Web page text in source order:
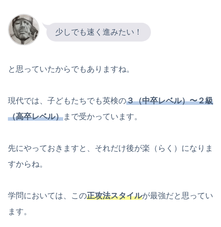
少しでも速く進みたい！
と思っていたからでもありますね。
現代では、子どもたちでも英検の３（中卒レベル）〜２級
（高卒レベル）まで受かっています。
先にやっておきますと、それだけ後が楽（らく）になりま
すからね。
学問においては、この正攻法スタイルが最強だと思ってい
ます。